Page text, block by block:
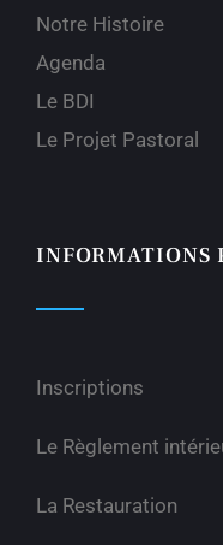
Notre Histoire
Agenda
Le BDI
Le Projet Pastoral
INFORMATIONS
Inscriptions
Le Règlement
La Restauration